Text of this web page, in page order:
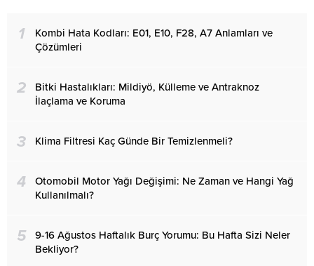
1
Kombi Hata Kodları: E01, E10, F28, A7 Anlamları ve
Çözümleri
2
Bitki Hastalıkları: Mildiyö, Külleme ve Antraknoz
İlaçlama ve Koruma
3 Klima Filtresi Kaç Günde Bir Temizlenmeli?
4
Otomobil Motor Yağı Değişimi: Ne Zaman ve Hangi Yağ
Kullanılmalı?
5
9-16 Ağustos Haftalık Burç Yorumu: Bu Hafta Sizi Neler
Bekliyor?